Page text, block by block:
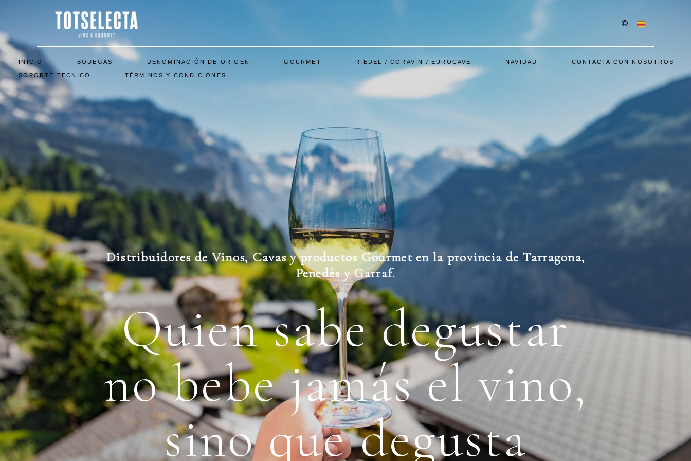
INICIO BODEGAS DENOMINACIÓN DE ORIGEN GOURMET RIEDEL / CORAVIN / EUROCAVE NAVIDAD CONTACTA CON NOSOTROS
SOPORTE TECNICO TÉRMINOS Y CONDICIONES
Distribuidores de Vinos, Cavas y productos Gourmet en la provincia de Tarragona,
Penedès y Garraf.
Quien sabe degustar
no bebe jamás el vino,
sino que degusta